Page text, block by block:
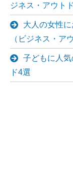
ジネス・アウト
大人の女性
（ビジネス・ア
子どもに人
ド4選